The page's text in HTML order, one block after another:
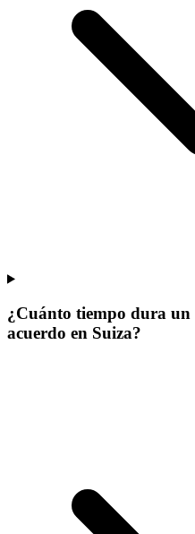
¿Cuánto tiempo dura
acuerdo en Suiza?